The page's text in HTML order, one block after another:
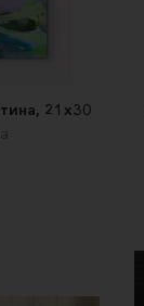
21х30